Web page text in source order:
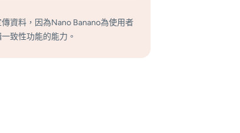
資料，因為Nano Banano為使用者
致性功能的能力。